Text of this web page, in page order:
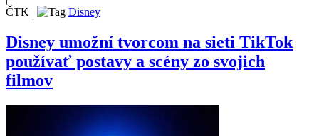
ČTK | Disney
Disney umožní tvorcom na sieti TikTok
používať postavy a scény zo svojich
filmov